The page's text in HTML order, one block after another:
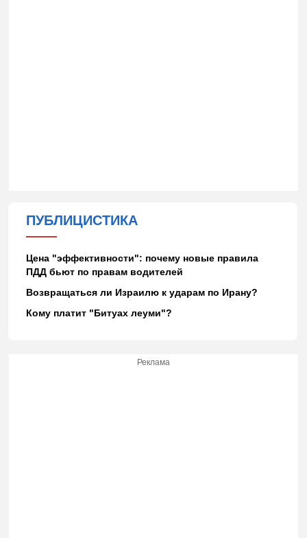
ПУБЛИЦИСТИКА
Цена "эффективности": почему новые правила
ПДД бьют по правам водителей
Возвращаться ли Израилю к ударам по Ирану?
Кому платит "Битуах леуми"?
Реклама